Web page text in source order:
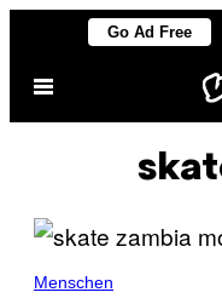
content
Go Ad Free
Open
Menschen